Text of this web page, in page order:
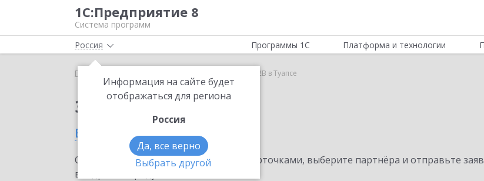
1С:Предприятие 8
Система программ
Россия
Информация на сайте будет
отображаться для региона
Россия
Да, все верно
Выбрать другой
Программы 1С Платформа и технологии
Главная 1С:СБП B2B в Туапсе
Заказать 1С:СБП B2B
в Туапсе
Ознакомьтесь с информационными карточками, выберите партнёра и отправьте
внедрение продукта.